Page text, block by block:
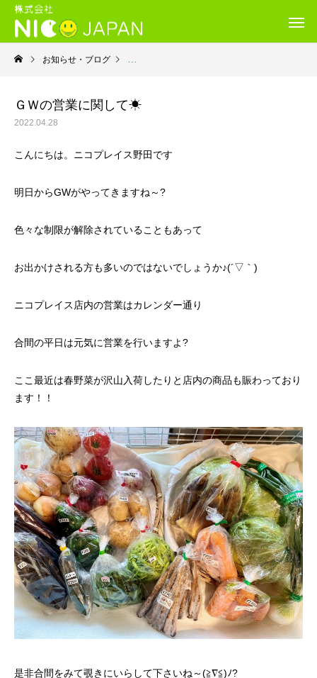
お知らせ・ブログ 就労継続支援Ｂ型・ニコプレイス
ＧＷの営業に関して☀
2022.04.28
こんにちは。ニコプレイス野田です
明日からGWがやってきますね～?
色々な制限が解除されていることもあって
お出かけされる方も多いのではないでしょうか♪(´▽｀)
ニコプレイス店内の営業はカレンダー通り
合間の平日は元気に営業を行いますよ?
ここ最近は春野菜が沢山入荷したりと店内の商品も賑わっており
ます！！
是非合間をみて覗きにいらして下さいね～(≧∇≦)ﾉ?